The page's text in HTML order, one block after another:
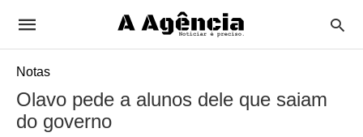
Notas
Olavo pede a alunos dele que saiam
do governo